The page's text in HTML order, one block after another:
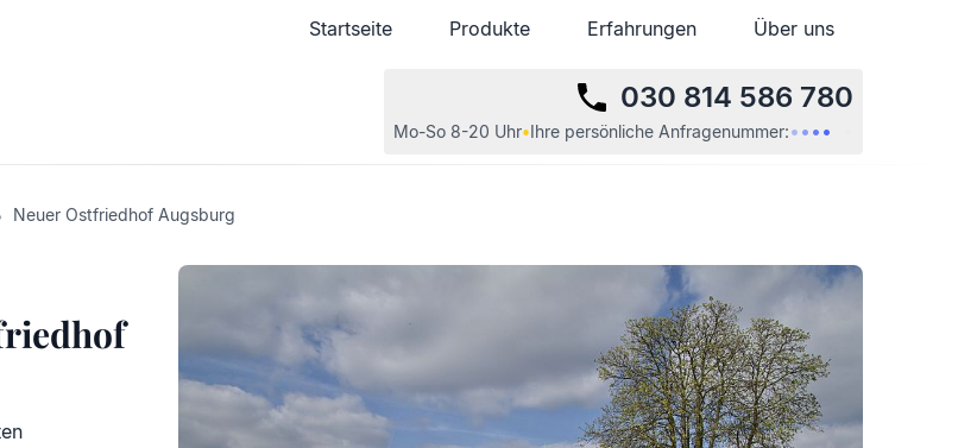
Startseite Produkte Erfahrungen Über uns
030 814 586 780
Mo-So 8-20 Uhr•Ihre persönliche Anfragenummer:• • • •
Startseite Produkte Erfahrungen Über uns
Neuer Ostfriedhof Augsburg